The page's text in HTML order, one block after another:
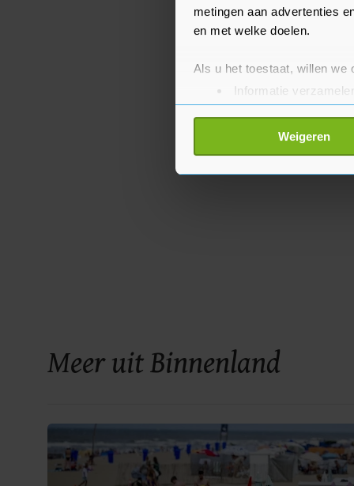
metingen aan advertenties
en met welke doelen.
Als u het toestaat, willen we
Informatie
Uw apparaat
Lees meer over hoe uw
toestemming op elk moment
Weigeren
Meer uit Binnenland